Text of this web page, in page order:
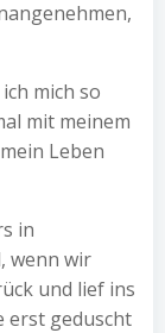
mich so
mit meinem
Leben
in
wenn wir
und lief ins
erst geduscht